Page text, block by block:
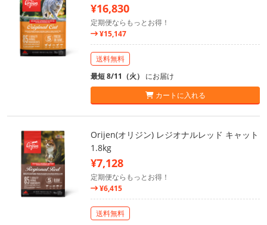
¥16,830
定期便ならもっとお得！
¥15,147
送料無料
最短 8/11（火） にお届け
カートに入れる
Orijen(オリジン) レジオナルレッド キャット
1.8kg
¥7,128
定期便ならもっとお得！
¥6,415
送料無料